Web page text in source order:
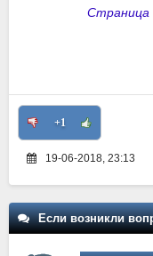
Страница
+1
19-06-2018, 23:13
Если возникли